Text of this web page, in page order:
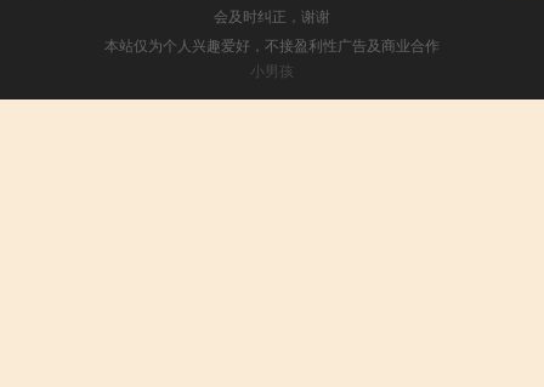
会及时纠正，谢谢
本站仅为个人兴趣爱好，不接盈利性广告及商业合作
小男孩